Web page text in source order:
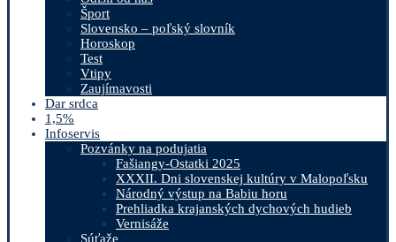
Šport
Slovensko – poľský slovník
Horoskop
Test
Vtipy
Zaujímavosti
Dar srdca
1,5%
Infoservis
Pozvánky na podujatia
Fašiangy-Ostatki 2025
XXXII. Dni slovenskej kultúry v Malopoľsku
Národný výstup na Babiu horu
Prehliadka krajanských dychových hudieb
Vernisáže
Súťaže